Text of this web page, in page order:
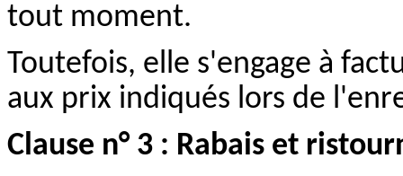
tout moment.
Toutefois, elle s'engage à
aux prix indiqués lors de
Clause n° 3 : Rabais et